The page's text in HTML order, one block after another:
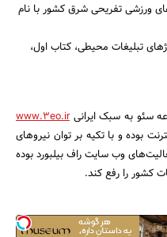
ورزشی تفریحی شرق کشور با نام
تبلیغات محیطی، کتاب اول،
سئو به سبک ایرانیwww.3eo.ir
بوده و با تکیه بر توان نیروهای
وب سایت راف بیلبورد بوده
کشور را رفع کند.